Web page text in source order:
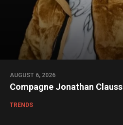
AUGUST 6, 2026
Compagne Jonathan Clauss
TRENDS